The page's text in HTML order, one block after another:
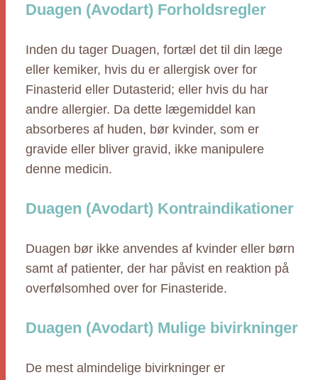
Duagen (Avodart) Forholdsregler
Inden du tager Duagen, fortæl det til din læge
eller kemiker, hvis du er allergisk over for
Finasterid eller Dutasterid; eller hvis du har
andre allergier. Da dette lægemiddel kan
absorberes af huden, bør kvinder, som er
gravide eller bliver gravid, ikke manipulere
denne medicin.
Duagen (Avodart) Kontraindikationer
Duagen bør ikke anvendes af kvinder eller børn
samt af patienter, der har påvist en reaktion på
overfølsomhed over for Finasteride.
Duagen (Avodart) Mulige bivirkninger
De mest almindelige bivirkninger er